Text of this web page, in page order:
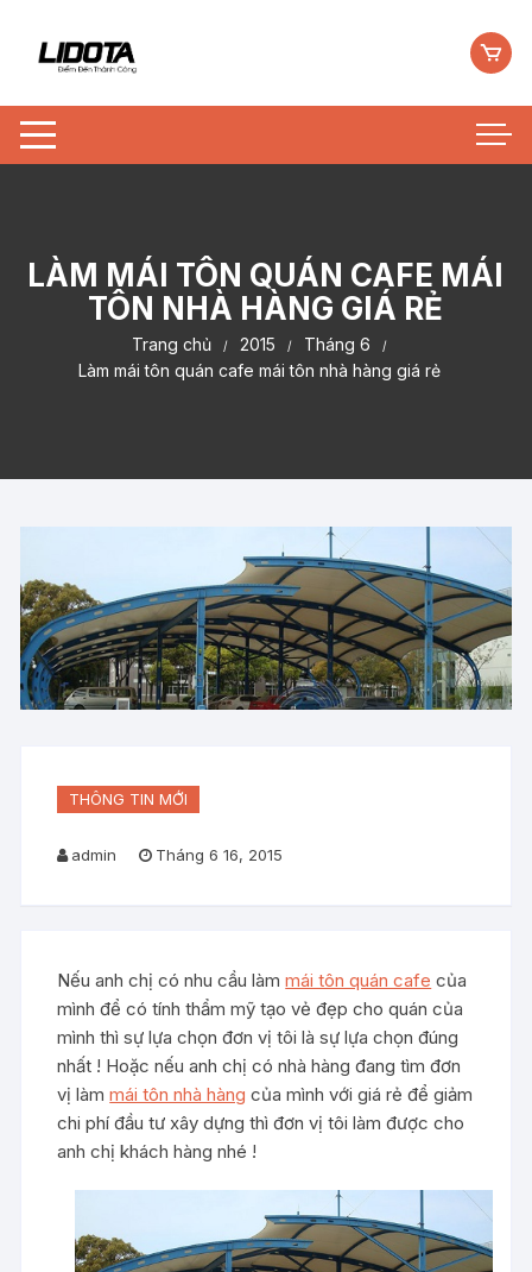
LÀM MÁI TÔN QUÁN CAFE MÁI
TÔN NHÀ HÀNG GIÁ RẺ
Trang chủ 2015
Tháng 6
Làm mái tôn quán cafe mái tôn nhà hàng giá rẻ
THÔNG TIN MỚI
admin Tháng 6 16, 2015
Nếu anh chị có nhu cầu làmmái tôn quán cafe của
mình để có tính thẩm mỹ tạo vẻ đẹp cho quán của
mình thì sự lựa chọn đơn vị tôi là sự lựa chọn đúng
nhất ! Hoặc nếu anh chị có nhà hàng đang tìm đơn
vị làmmái tôn nhà hàng của mình với giá rẻ để giảm
chi phí đầu tư xây dựng thì đơn vị tôi làm được cho
anh chị khách hàng nhé !